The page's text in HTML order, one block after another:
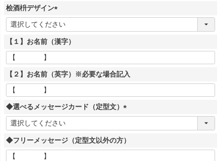
)
桧酒枡デザイン
(
必
須
)
【１】お名前（漢字）
【２】お名前（英字）※必要な場合記入
◆選べるメッセージカード（定型文）
必
須
)
◆フリーメッセージ（定型文以外の方）